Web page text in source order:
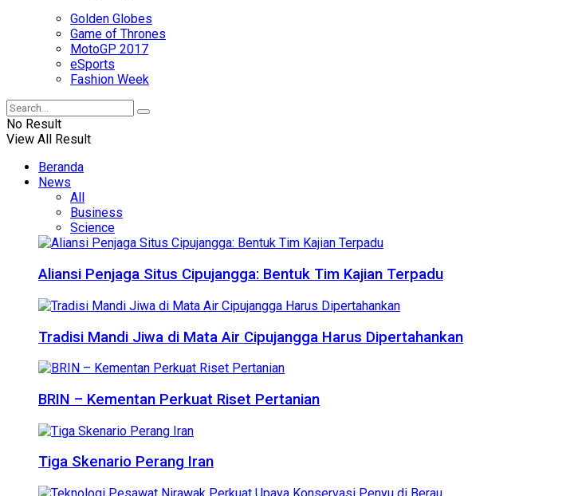
Golden Globes
Game of Thrones
MotoGP 2017
eSports
Fashion Week
No Result
View All Result
Beranda
News
All
Business
Science
Aliansi Penjaga Situs Cipujangga: Bentuk Tim Kajian Terpadu
Tradisi Mandi Jiwa di Mata Air Cipujangga Harus Dipertahankan
BRIN – Kementan Perkuat Riset Pertanian
Tiga Skenario Perang Iran